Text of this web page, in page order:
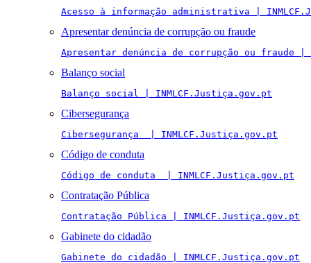
Acesso à informação administrativa |
Apresentar denúncia de corrupção ou fraude
Apresentar denúncia de corrupção ou fraude |
Balanço social
Balanço social | INMLCF.Justiça.gov.pt
Cibersegurança
Cibersegurança  | INMLCF.Justiça.gov.pt
Código de conduta
Código de conduta  | INMLCF.Justiça.gov.pt
Contratação Pública
Contratação Pública | INMLCF.Justiça.gov.pt
Gabinete do cidadão
Gabinete do cidadão | INMLCF.Justiça.gov.pt